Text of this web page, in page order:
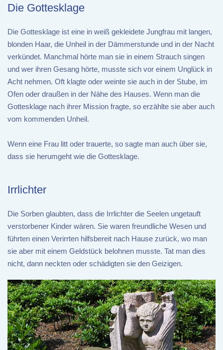
Die Gottesklage
Die Gottesklage ist eine in weiß gekleidete Jungfrau mit langen,
blonden Haar, die Unheil in der Dämmerstunde und in der Nacht
verkündet. Manchmal hörte man sie in einem Strauch singen
und wer ihren Gesang hörte, musste sich vor einem Unglück in
Acht nehmen. Oft klagte oder weinte sie auch in der Stube, im
Ofen oder draußen in der Nähe des Hauses. Wenn man die
Gottesklage nach ihrer Mission fragte, so erzählte sie aber auch
vom kommenden Unheil.
Wenn eine Frau litt oder trauerte, so sagte man auch über sie,
dass sie herumgeht wie die Gottesklage.
Irrlichter
Die Sorben glaubten, dass die Irrlichter die Seelen ungetauft
verstorbener Kinder wären. Sie waren freundliche Wesen und
führten einen Verirrten hilfsbereit nach Hause zurück, wo man
sie aber mit einem Geldstück belohnen musste. Tat man dies
nicht, dann neckten oder schädigten sie den Geizigen.